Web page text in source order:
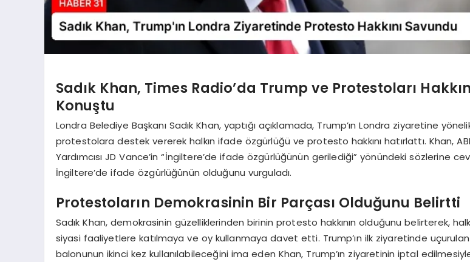
Sadık Khan, Times Radio’da Trump ve Protestoları
Konuştu
Londra Belediye Başkanı Sadık Khan, yaptığı açıklamada, Trump’ın Londra ziyaretine
protestolara destek vererek halkın ifade özgürlüğü ve protesto hakkını hatırlattı. Khan,
Yardımcısı JD Vance’in “İngiltere’de ifade özgürlüğünün gerilediği” yönündeki sözlerine
İngiltere’de ifade özgürlüğünün olduğunu vurguladı.
Protestoların Demokrasinin Bir Parçası Olduğunu Belirtti
Sadık Khan, demokrasinin güzelliklerinden birinin protesto hakkının olduğunu belirterek,
siyasi faaliyetlere katılmaya ve oy kullanmaya davet etti. Trump’ın ilk ziyaretinde
balonunun ikinci kez kullanılabileceğini ima eden Khan, Trump’ın ziyaretinin iptal